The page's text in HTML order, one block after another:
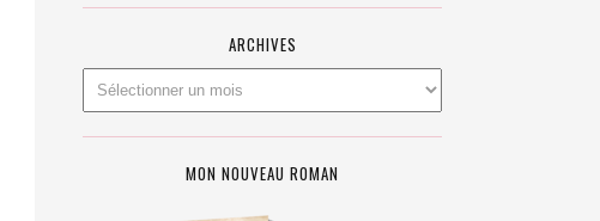
ARCHIVES
MON NOUVEAU ROMAN